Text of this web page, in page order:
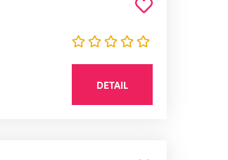
DETAIL